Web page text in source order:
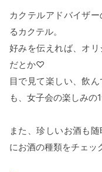
カクテルアドバイザ
るカクテル。
好みを伝えれば、オ
だとか♡
目で見て楽しい、飲
も、女子会の楽しみの
また、珍しいお酒も
にお酒の種類をチェッ